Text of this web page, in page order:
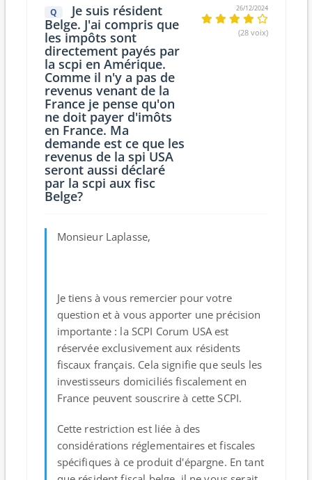
Q
Je suis résident
Belge. J'ai compris que
les impôts sont
directement payés par
la scpi en Amérique.
Comme il n'y a pas de
revenus venant de la
France je pense qu'on
ne doit payer d'imôts
en France. Ma
demande est ce que les
revenus de la spi USA
seront aussi déclaré
par la scpi aux fisc
Belge?
26/12/2024
(28 voix)
Monsieur Laplasse,
Je tiens à vous remercier pour votre
question et à vous apporter une précision
importante : la SCPI Corum USA est
réservée exclusivement aux résidents
fiscaux français. Cela signifie que seuls les
investisseurs domiciliés fiscalement en
France peuvent souscrire à cette SCPI.
Cette restriction est liée à des
considérations réglementaires et fiscales
spécifiques à ce produit d'épargne. En tant